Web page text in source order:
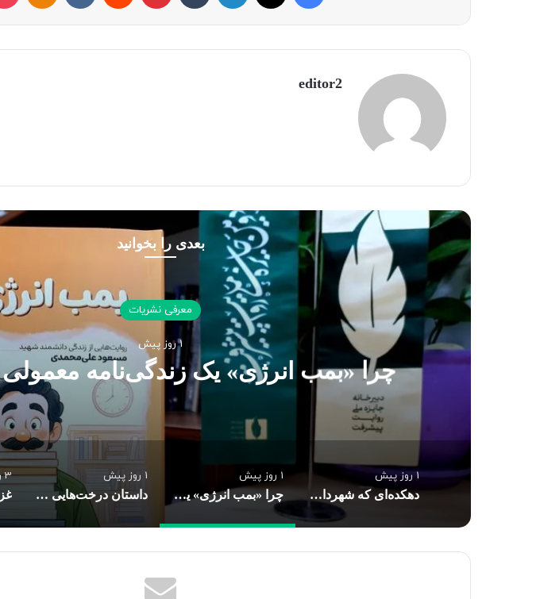
editor2
بعدی را بخوانید
معرفی نشریات
1 روز پیش
چرا «بمب انرژی» یک زندگی‌نامه
1 روز پیش
دهکده‌ای که شهردارش عباس بن علی(ع) است
1 روز پیش
چرا «بمب انرژی» یک زندگی‌نامه معمولی نیست؟
1 روز پیش
داستان درخت‌هایی که در شهر راه می‌رفتند
3 روز پیش